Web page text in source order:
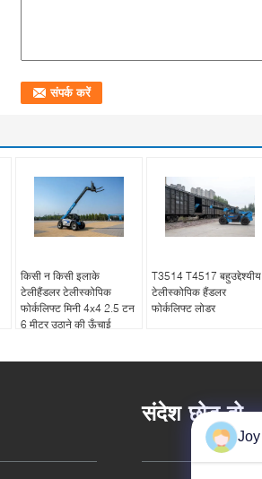
किसी न किसी इलाके
टेलीहैंडलर टेलीस्कोपिक
फोर्कलिफ्ट मिनी 4x4 2.5 टन
6 मीटर उठाने की ऊँचाई
T3514 T4517 बहुउद्देश्यीय
टेलीस्कोपिक हैंडलर
फोर्कलिफ्ट लोडर
संदेश छोड़ दो
Joy